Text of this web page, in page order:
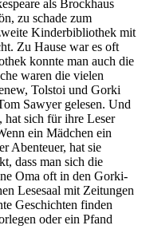
als Brockhaus
zu schade zum
Kinderbibliothek mit
Zu Hause war es oft
konnte man auch die
waren die vielen
Tolstoi und Gorki
Sawyer gelesen. Und
hat sich für ihre Leser
ein Mädchen ein
Abenteuer, hat sie
dass man sich die
Oma oft in den Gorki-
Lesesaal mit Zeitungen
Geschichten finden
oder ein Pfand